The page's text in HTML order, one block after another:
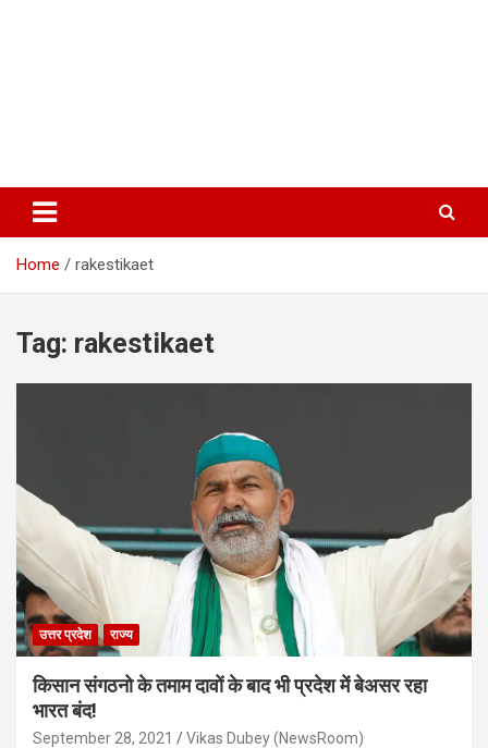
Home rakestikaet
Tag: rakestikaet
उत्तर प्रदेश राज्य
किसान संगठनो के तमाम दावों के बाद भी प्रदेश में बेअसर रहा
भारत बंद!
September 28, 2021 Vikas Dubey (NewsRoom)